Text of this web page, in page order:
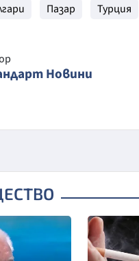
Пазар Турция
Новини